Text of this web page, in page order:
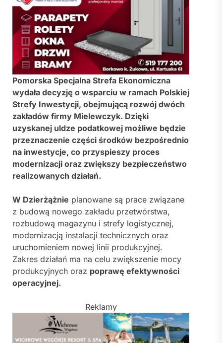
Pomorska Specjalna Strefa Ekonomiczna
wydała decyzję o wsparciu w ramach Polskiej
Strefy Inwestycji, obejmującą rozwój dwóch
zakładów firmy Mielewczyk. Dzięki
uzyskanej uldze podatkowej możliwe będzie
przeznaczenie części środków bezpośrednio
na inwestycje, co przyspieszy proces
modernizacji oraz zwiększy bezpieczeństwo
realizowanych działań.
W Dzierżążnie planowane są prace związane
z budową nowego zakładu przetwórstwa,
rozbudową magazynu i strefy logistycznej,
modernizacją instalacji technicznych oraz
uruchomieniem nowej linii produkcyjnej.
Zakres działań ma na celu zwiększenie mocy
produkcyjnych oraz poprawę efektywności
operacyjnej.
Reklamy